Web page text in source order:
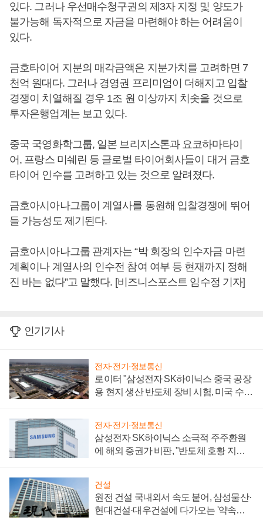
있다. 그러나 우선매수청구권의 제3자 지정 및 양도가
불가능해 독자적으로 자금을 마련해야 하는 어려움이
있다.
금호타이어 지분의 매각금액은 지분가치를 고려하면 7
천억 원대다. 그러나 경영권 프리미엄이 더해지고 입찰
경쟁이 치열해질 경우 1조 원 이상까지 치솟을 것으로
투자은행업계는 보고 있다.
중국 국영화학그룹, 일본 브리지스톤과 요코하마타이
어, 프랑스 미쉐린 등 글로벌 타이어회사들이 대거 금호
타이어 인수를 고려하고 있는 것으로 알려졌다.
금호아시아나그룹이 계열사를 동원해 입찰경쟁에 뛰어
들 가능성도 제기된다.
금호아시아나그룹 관계자는 “박 회장의 인수자금 마련
계획이나 계열사의 인수전 참여 여부 등 현재까지 정해
진 바는 없다”고 말했다. [비즈니스포스트 임수정 기자]
인기기사
전자·전기·정보통신
로이터 "삼성전자 SK하이닉스 중국 공장
용 현지 생산 반도체 장비 시험, 미국 수출
전자·전기·정보통신
삼성전자 SK하이닉스 소극적 주주환원
에 해외 증권가 비판, "반도체 호황 지속
건설
원전 건설 국내외서 속도 붙어, 삼성물산·
현대건설·대우건설에 다가오는 '약속의